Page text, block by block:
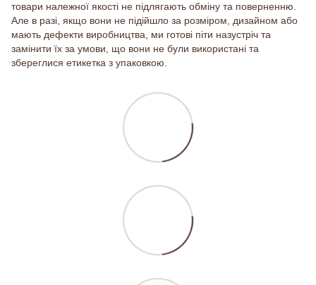
товари належної якості не підлягають обміну та поверненню.
Але в разі, якщо вони не підійшло за розміром, дизайном або
мають дефекти виробництва, ми готові піти назустріч та
замінити їх за умови, що вони не були використані та
збереглися етикетка з упаковкою.